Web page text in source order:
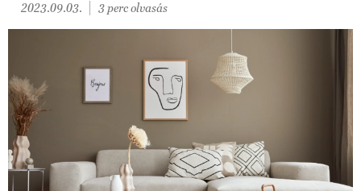
2023.09.03. 3 perc olvasás